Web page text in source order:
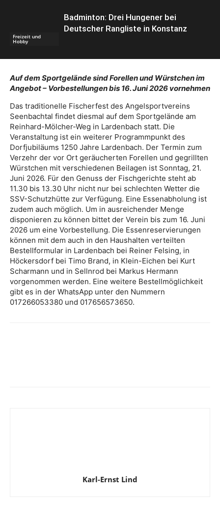
Freizeit und
Hobby
Badminton: Drei Hungener bei
Deutscher Rangliste in Konstanz
Auf dem Sportgelände sind Forellen und Würstchen im
Angebot – Vorbestellungen bis 16. Juni 2026 vornehmen
Das traditionelle Fischerfest des Angelsportvereins
Seenbachtal findet diesmal auf dem Sportgelände am
Reinhard-Mölcher-Weg in Lardenbach statt. Die
Veranstaltung ist ein weiterer Programmpunkt des
Dorfjubiläums 1250 Jahre Lardenbach. Der Termin zum
Verzehr der vor Ort geräucherten Forellen und gegrillten
Würstchen mit verschiedenen Beilagen ist Sonntag, 21.
Juni 2026. Für den Genuss der Fischgerichte steht ab
11.30 bis 13.30 Uhr nicht nur bei schlechten Wetter die
SSV-Schutzhütte zur Verfügung. Eine Essenabholung ist
zudem auch möglich. Um in ausreichender Menge
disponieren zu können bittet der Verein bis zum 16. Juni
2026 um eine Vorbestellung. Die Essenreservierungen
können mit dem auch in den Haushalten verteilten
Bestellformular in Lardenbach bei Reiner Felsing, in
Höckersdorf bei Timo Brand, in Klein-Eichen bei Kurt
Scharmann und in Sellnrod bei Markus Hermann
vorgenommen werden. Eine weitere Bestellmöglichkeit
gibt es in der WhatsApp unter den Nummern
017266053380 und 017656573650.
Karl-Ernst Lind